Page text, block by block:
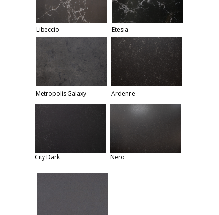
Libeccio
Metropolis Galaxy Ardenne
Etesia
City Dark Nero